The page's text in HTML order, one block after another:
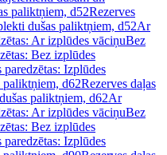
paliktņiem, d52Rezerves
dušas paliktņiem, d52Ar
Ar izplūdes vāciņuBez
Bez izplūdes
paredzētas: Izplūdes
d62Rezerves daļas
paliktņiem, d62Ar
Ar izplūdes vāciņuBez
Bez izplūdes
paredzētas: Izplūdes